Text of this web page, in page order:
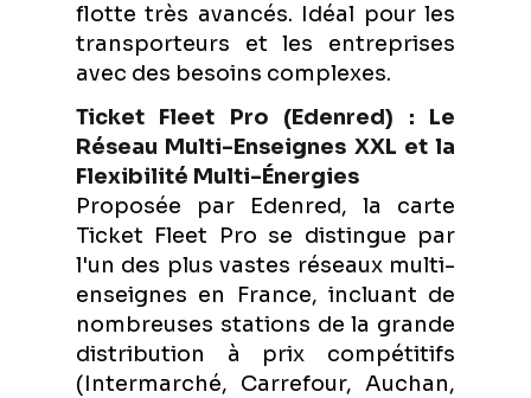
flotte très avancés. Idéal pour les
transporteurs et les entreprises
avec des besoins complexes.
Ticket Fleet Pro (Edenred) : Le
Réseau Multi-Enseignes XXL et la
Flexibilité Multi-Énergies
Proposée par Edenred, la carte
Ticket Fleet Pro se distingue par
l'un des plus vastes réseaux multi-
enseignes en France, incluant de
nombreuses stations de la grande
distribution à prix compétitifs
(Intermarché, Carrefour, Auchan,